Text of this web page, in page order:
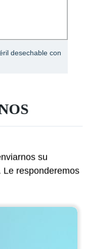
desechable con
su
Le responderemos